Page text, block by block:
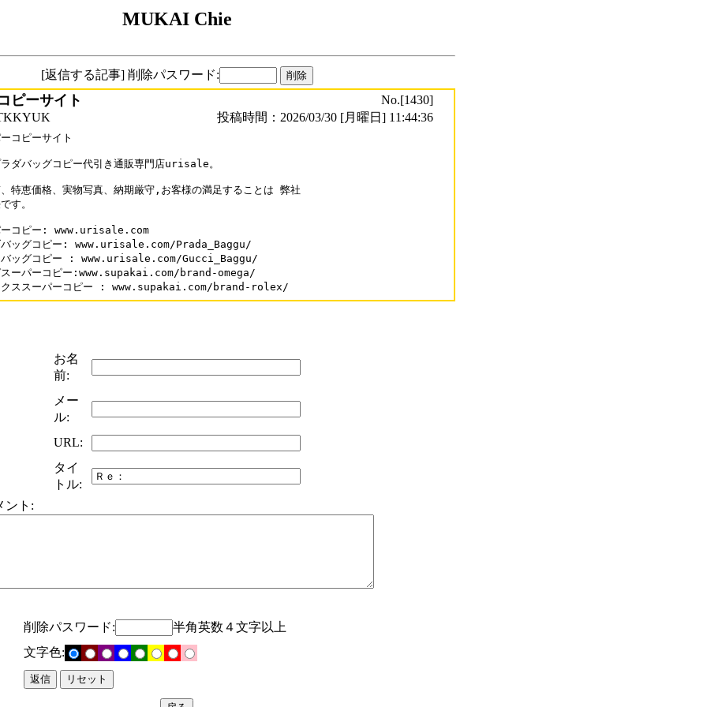
MUKAI Chie
[返信する記事] 削除パスワード:
ピーサイト
No.[1430]
投稿時間：2026/03/30 [月曜日] 11:44:36
コピーサイト
ダバッグコピー代引き通販専門店urisale。
特恵価格、実物写真、納期厳守,お客様の満足することは 弊社
す。
ーコピー: www.urisale.com
バッグコピー: www.urisale.com/Prada_Baggu/
バッグコピー : www.urisale.com/Gucci_Baggu/
スーパーコピー:www.supakai.com/brand-omega/
クススーパーコピー : www.supakai.com/brand-rolex/
お名
前:
メー
ル:
URL:
タイ
トル:
ント:
削除パスワード:
半角英数４文字以上
文字色: